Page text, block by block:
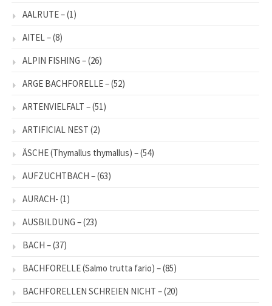
AALRUTE –(1)
AITEL –(8)
ALPIN FISHING –(26)
ARGE BACHFORELLE –(52)
ARTENVIELFALT –(51)
ARTIFICIAL NEST (2)
ÄSCHE (Thymallus thymallus) –(54)
AUFZUCHTBACH –(63)
AURACH- (1)
AUSBILDUNG –(23)
BACH –(37)
BACHFORELLE (Salmo trutta fario) –(85)
BACHFORELLEN SCHREIEN NICHT –(20)